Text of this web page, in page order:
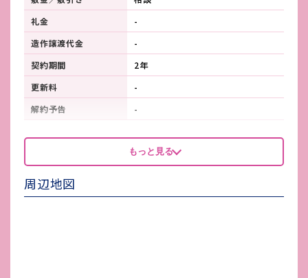
礼金
-
造作譲渡代金
-
契約期間
2年
更新料
-
解約予告
-
看板製作費
-
看板使用料・
維持管理費
-
鍵交換費
-
もっと見る
周辺地図